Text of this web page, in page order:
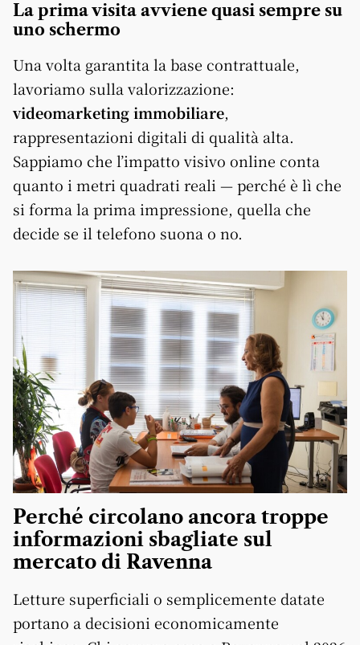
La prima visita avviene quasi sempre su
uno schermo
Una volta garantita la base contrattuale,
lavoriamo sulla valorizzazione:
videomarketing immobiliare,
rappresentazioni digitali di qualità alta.
Sappiamo che l’impatto visivo online conta
quanto i metri quadrati reali — perché è lì che
si forma la prima impressione, quella che
decide se il telefono suona o no.
Perché circolano ancora troppe
informazioni sbagliate sul
mercato di Ravenna
Letture superficiali o semplicemente datate
portano a decisioni economicamente